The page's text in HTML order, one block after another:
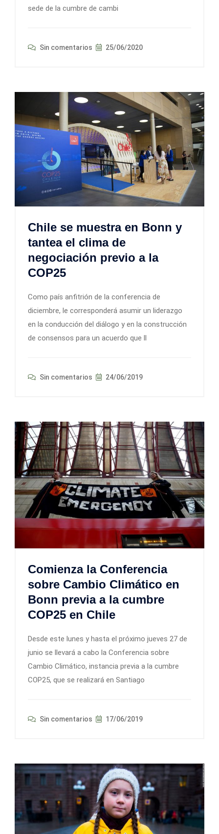
sede de la cumbre de cambi
Sin comentarios 25/06/2020
Chile se muestra en Bonn y
tantea el clima de
negociación previo a la
COP25
Como país anfitrión de la conferencia de
diciembre, le corresponderá asumir un liderazgo
en la conducción del diálogo y en la construcción
de consensos para un acuerdo que ll
Sin comentarios 24/06/2019
Comienza la Conferencia
sobre Cambio Climático en
Bonn previa a la cumbre
COP25 en Chile
Desde este lunes y hasta el próximo jueves 27 de
junio se llevará a cabo la Conferencia sobre
Cambio Climático, instancia previa a la cumbre
COP25, que se realizará en Santiago
Sin comentarios 17/06/2019